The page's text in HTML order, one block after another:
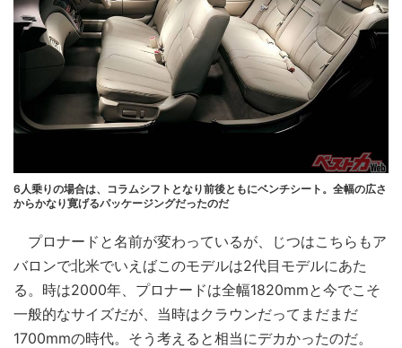
6人乗りの場合は、コラムシフトとなり前後ともにベンチシート。全幅の広さ
からかなり寛げるパッケージングだったのだ
プロナードと名前が変わっているが、じつはこちらもア
バロンで北米でいえばこのモデルは2代目モデルにあた
る。時は2000年、プロナードは全幅1820mmと今でこそ
一般的なサイズだが、当時はクラウンだってまだまだ
1700mmの時代。そう考えると相当にデカかったのだ。